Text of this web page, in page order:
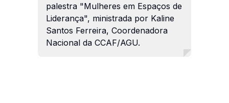
palestra "Mulheres em Espaços de
Liderança", ministrada por Kaline
Santos Ferreira, Coordenadora
Nacional da CCAF/AGU.